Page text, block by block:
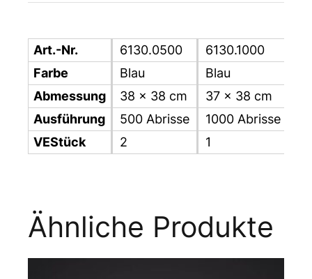
Art.-Nr.
Farbe
Abmessung
Ausführung
VEStück
6130.0500
Blau
38 x 38 cm
500 Abrisse
2
6130.1000
Blau
37 x 38 cm
1000 Abrisse
1
Ähnliche Produkte